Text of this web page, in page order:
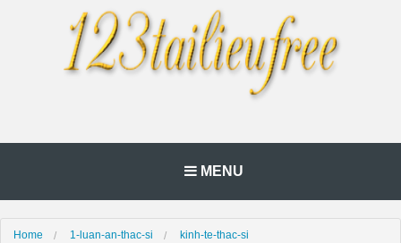
MENU
Home 1-luan-an-thac-si
kinh-te-thac-si